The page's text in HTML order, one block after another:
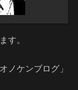
す。
ノケンブログ」